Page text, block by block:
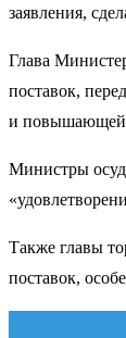
заявления,
Глава
поставок,
и повышающей
Министры
Также главы
поставок,